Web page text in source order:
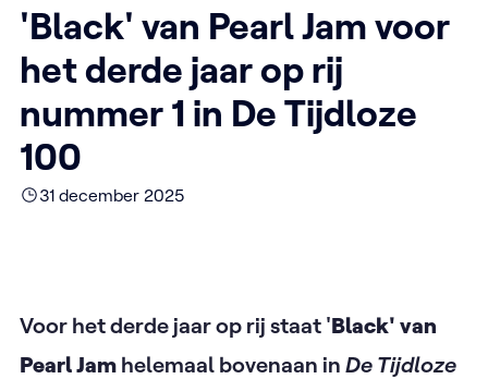
'Black' van Pearl Jam voor
het derde jaar op rij
nummer 1 in De Tijdloze
100
31 december 2025
Voor het derde jaar op rij staat 'Black' van
Pearl Jam helemaal bovenaan in De Tijdloze